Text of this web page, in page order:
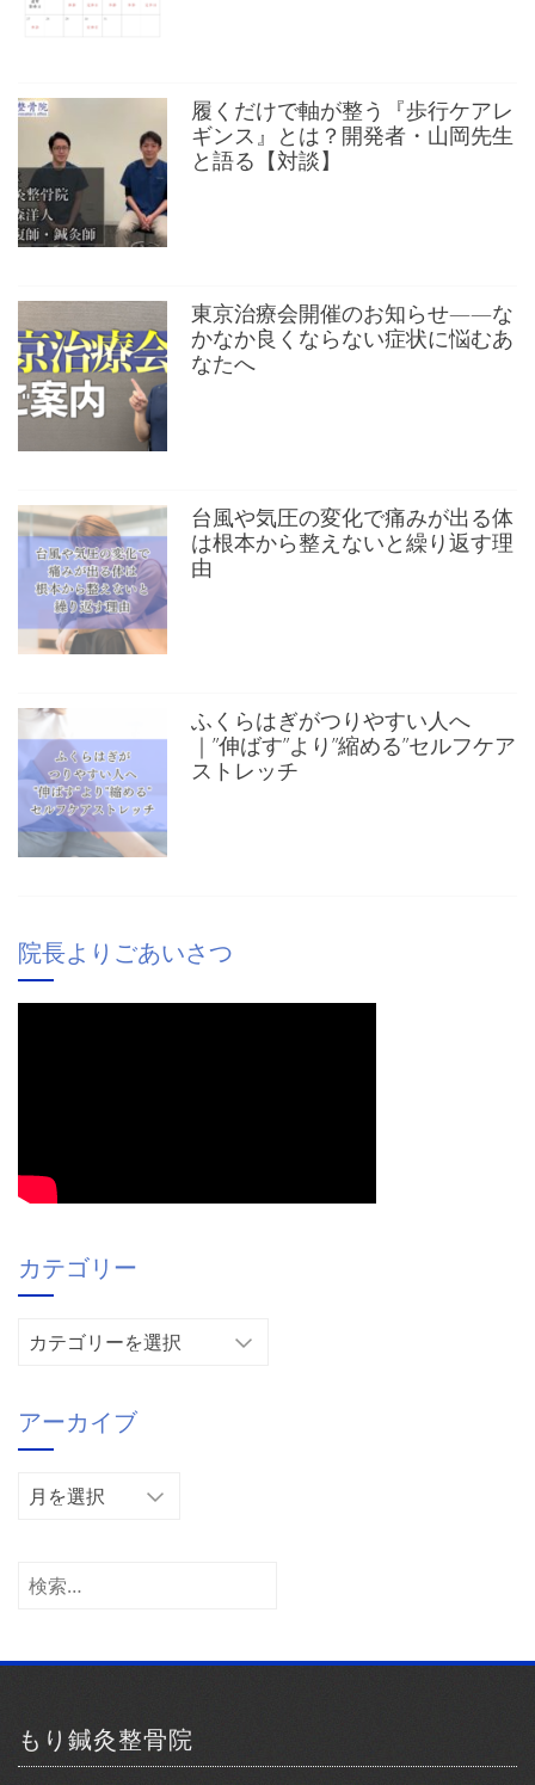
履くだけで軸が整う『歩行ケアレ
ギンス』とは？開発者・山岡先生
と語る【対談】
東京治療会開催のお知らせ——な
かなか良くならない症状に悩むあ
なたへ
台風や気圧の変化で痛みが出る体
は根本から整えないと繰り返す理
由
ふくらはぎがつりやすい人へ
｜”伸ばす”より”縮める”セルフケア
ストレッチ
院長よりごあいさつ
カテゴリー
リ
ー
アーカイブ
ア
イ
検
もり鍼灸整骨院